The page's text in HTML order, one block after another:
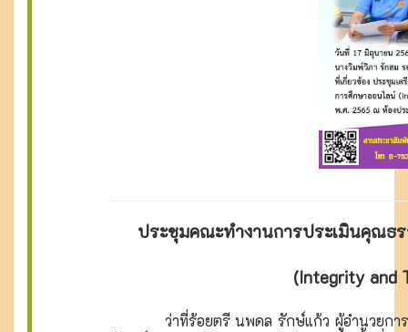
ประชุมคณะทำงานการประเมินคุณธ
(Integrity and
ว่าที่ร้อยตรี นพดล รักษ์แก้ว ผู้อำนวยการสำ